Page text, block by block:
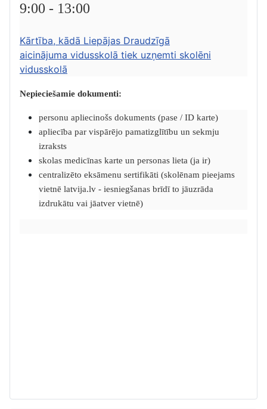
9:00 - 13:00
Kārtība, kādā Liepājas Draudzīgā
aicinājuma vidusskolā tiek uzņemti skolēni
vidusskolā
Nepieciešamie dokumenti:
personu apliecinošs dokuments (pase / ID karte)
apliecība par vispārējo pamatizglītību un sekmju
izraksts
skolas medicīnas karte un personas lieta (ja ir)
centralizēto eksāmenu sertifikāti (skolēnam pieejams
vietnē latvija.lv - iesniegšanas brīdī to jāuzrāda
izdrukātu vai jāatver vietnē)